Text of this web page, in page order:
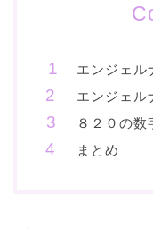
エンジェル
エンジェル
８２０の数
まとめ